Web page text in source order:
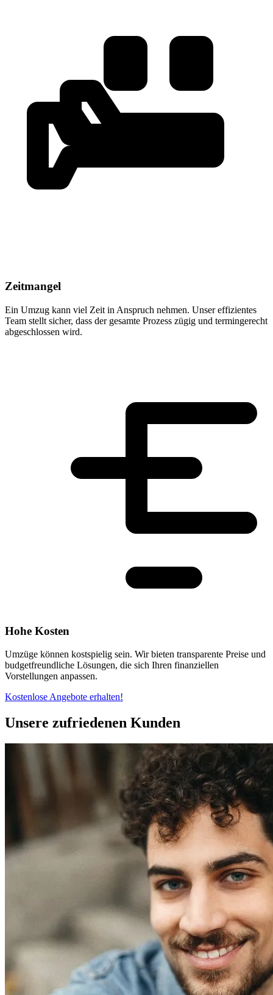
Zeitmangel
Ein Umzug kann viel Zeit in Anspruch nehmen. Unser effizientes
Team stellt sicher, dass der gesamte Prozess zügig und termingerecht
abgeschlossen wird.
Hohe Kosten
Umzüge können kostspielig sein. Wir bieten transparente Preise und
budgetfreundliche Lösungen, die sich Ihren finanziellen
Vorstellungen anpassen.
Kostenlose Angebote erhalten!
Unsere zufriedenen Kunden